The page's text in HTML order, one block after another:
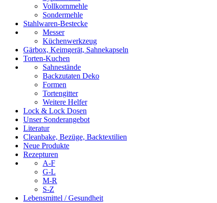
Vollkornmehle
Sondermehle
Stahlwaren-Bestecke
Messer
Küchenwerkzeug
Gärbox, Keimgerät, Sahnekapseln
Torten-Kuchen
Sahnestände
Backzutaten Deko
Formen
Tortengitter
Weitere Helfer
Lock & Lock Dosen
Unser Sonderangebot
Literatur
Cleanbake, Bezüge, Backtextilien
Neue Produkte
Rezepturen
A-F
G-L
M-R
S-Z
Lebensmittel / Gesundheit